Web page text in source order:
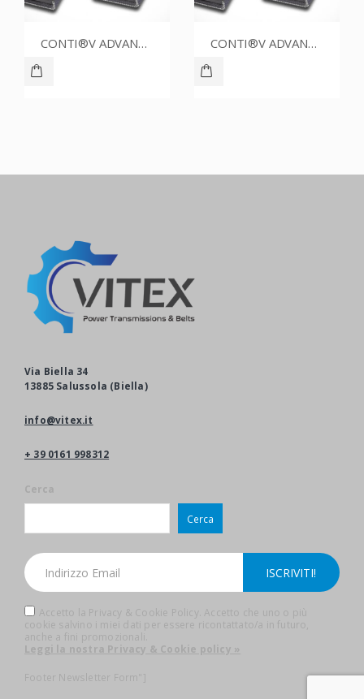
CONTI®V ADVANCE SPZ1462CR CONTI®V ADVANCE SPZ1437CR
Via Biella 34
13885 Salussola (Biella)
info@vitex.it
+ 39 0161 998312
Cerca
Cerca
Accetto la Privacy & Cookie Policy. Accetto che uno o più
cookie salvino i miei dati per essere ricontattato/a in futuro,
anche a fini promozionali.
Leggi la nostra Privacy & Cookie policy »
Footer Newsletter Form"]